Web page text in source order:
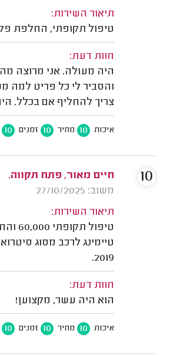
תיאור השירות:
טיפול תקופתי, החלפת
חוות דעת:
היה מעולה. אני מרוצה
והסביר לי כל פריט למה
צריך להחליף אם בכלל.
איכות 10 מחיר 10 זמנים 10
חיים מאור, פתח תקווה.
משוב: 27/10/2025
תיאור השירות:
טיפול
טיימינג לרכב מסוג
2019.
חוות דעת:
הוא היה עשר, מקצוען!
איכות 10 מחיר 10 זמנים 10
10